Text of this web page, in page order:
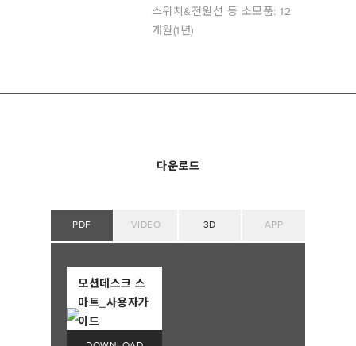
스위치&전원선 등 소모품: 12
개월(1년)
다운로드
PDF VIDEO 3D APP
모션데스크 스
마트_사용자가
이드